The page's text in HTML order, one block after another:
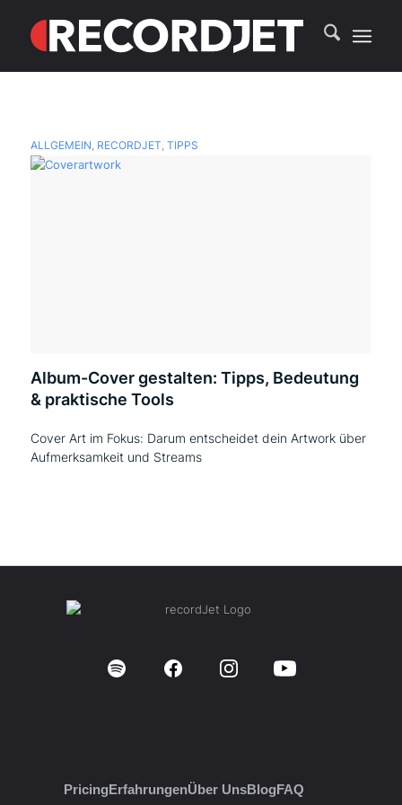
ALLGEMEIN, RECORDJET, TIPPS
Album-Cover gestalten: Tipps, Bedeutung
& praktische Tools
Cover Art im Fokus: Darum entscheidet dein Artwork über
Aufmerksamkeit und Streams
PricingErfahrungenÜber UnsBlogFAQ